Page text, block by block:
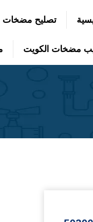
تصليح مضخات
مضخات الكويت